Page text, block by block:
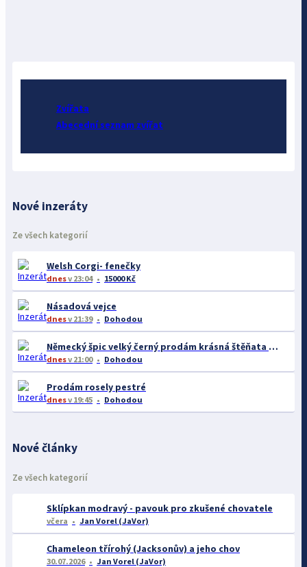
Zvířata
Abecední seznam zvířat
Nové inzeráty
Ze všech kategorií
Welsh Corgi- fenečky
dnesv 23:04 15000 Kč
Násadová vejce
dnesv 21:39 Dohodou
Německý špic velký černý prodám krásná štěňata s PP - rarita
dnesv 21:00 Dohodou
Prodám rosely pestré
dnesv 19:45 Dohodou
Nové články
Ze všech kategorií
Sklípkan modravý - pavouk pro zkušené chovatele
včera Jan Vorel (JaVor)
Chameleon třírohý (Jacksonův) a jeho chov
30.07.2026 Jan Vorel (JaVor)